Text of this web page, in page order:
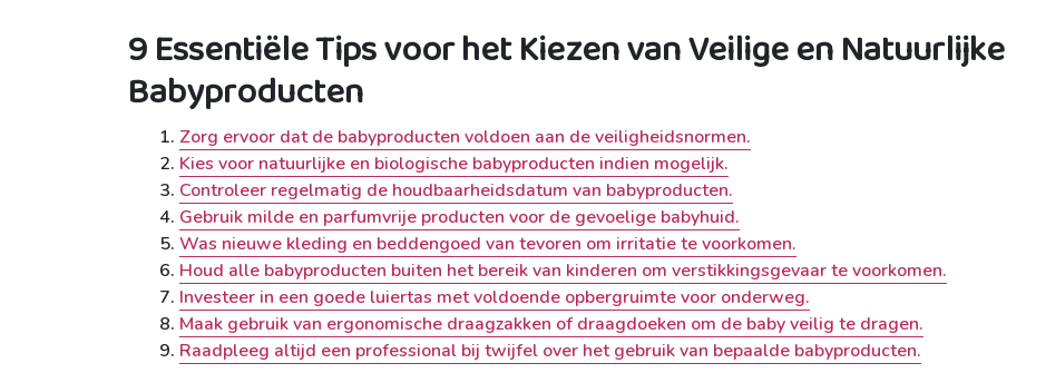
9 Essentiële Tips voor het Kiezen van Veilige en Natuurlijke
Babyproducten
Zorg ervoor dat de babyproducten voldoen aan de veiligheidsnormen.
Kies voor natuurlijke en biologische babyproducten indien mogelijk.
Controleer regelmatig de houdbaarheidsdatum van babyproducten.
Gebruik milde en parfumvrije producten voor de gevoelige babyhuid.
Was nieuwe kleding en beddengoed van tevoren om irritatie te voorkomen.
Houd alle babyproducten buiten het bereik van kinderen om verstikkingsgevaar te voorkomen.
Investeer in een goede luiertas met voldoende opbergruimte voor onderweg.
Maak gebruik van ergonomische draagzakken of draagdoeken om de baby veilig te dragen.
Raadpleeg altijd een professional bij twijfel over het gebruik van bepaalde babyproducten.